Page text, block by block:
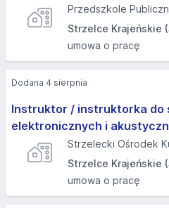
Przedszkole
Strzelce Krajeńskie
umowa o pracę
Instruktor / instruktorka do
elektronicznych i
Strzelecki Ośrodek
Strzelce Krajeńskie
umowa o pracę
Dodana 4 sierpnia